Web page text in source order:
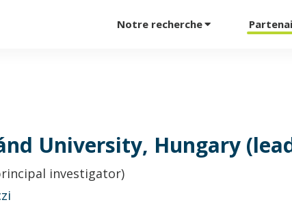
Notre recherche
University, Hungary
investigator)